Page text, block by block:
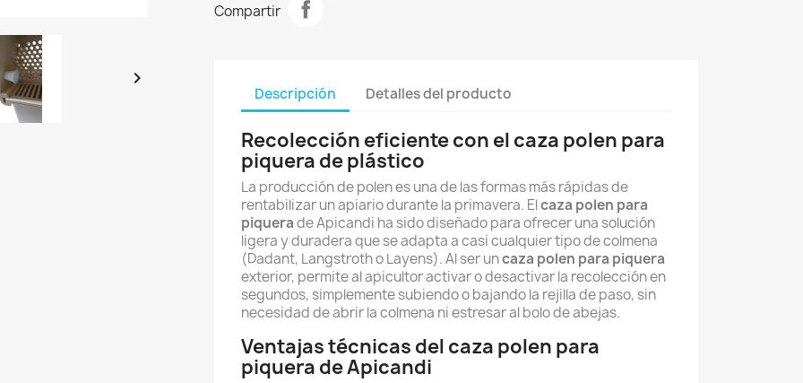

Compartir
Descripción Detalles del producto
Recolección eficiente con el caza polen para
piquera de plástico
La producción de polen es una de las formas más rápidas de
rentabilizar un apiario durante la primavera. Elcaza polen para
piquerade Apicandi ha sido diseñado para ofrecer una solución
ligera y duradera que se adapta a casi cualquier tipo de colmena
(Dadant, Langstroth o Layens). Al ser uncaza polen para piquera
exterior, permite al apicultor activar o desactivar la recolección en
segundos, simplemente subiendo o bajando la rejilla de paso, sin
necesidad de abrir la colmena ni estresar al bolo de abejas.
Ventajas técnicas del caza polen para
piquera de Apicandi